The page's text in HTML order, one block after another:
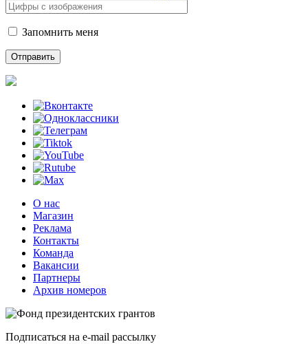
Запомнить меня
О нас
Магазин
Реклама
Контакты
Команда
Вакансии
Партнеры
Архив номеров
Подписаться на e-mail рассылку